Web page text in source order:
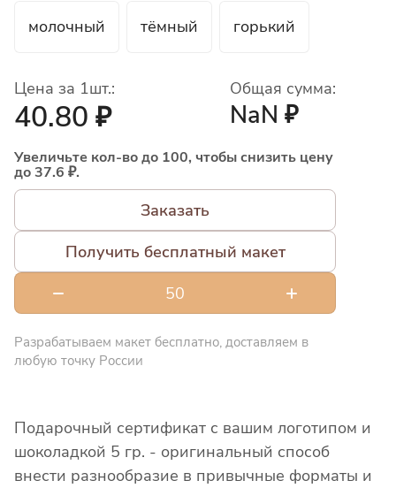
молочный тёмный горький
Цена за 1шт.:
40.80 ₽
Общая сумма:
NaN ₽
Увеличьте кол-во до 100, чтобы снизить цену
до 37.6 ₽.
Заказать
Получить бесплатный макет
Разрабатываем макет бесплатно, доставляем в
любую точку России
Подарочный сертификат с вашим логотипом и
шоколадкой 5 гр. - оригинальный способ
внести разнообразие в привычные форматы и